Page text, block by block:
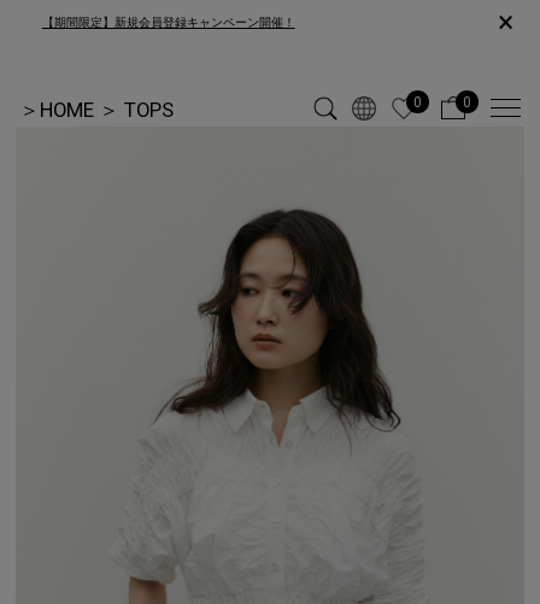
【期間限定】新規会員登録キャンペーン開催！ ×
＞ HOME ＞ TOPS 0 0